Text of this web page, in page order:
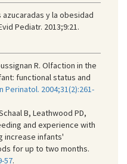
azucaradas y la obesidad
Pediatr. 2013;9:21.
R. Olfaction in the
functional status and
Perinatol. 2004;31(2):261-
B, Leathwood PD,
and experience with
increase infants'
for up to two months.
57.